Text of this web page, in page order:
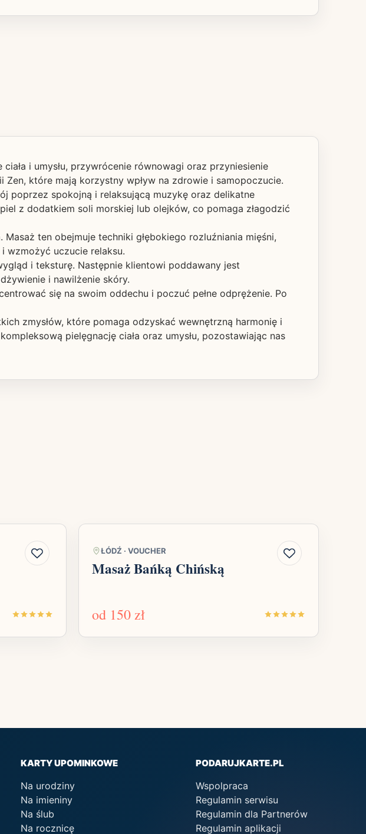
i umysłu, przywrócenie równowagi oraz przyniesienie
które mają korzystny wpływ na zdrowie i samopoczucie.
poprzez spokojną i relaksującą muzykę oraz delikatne
z dodatkiem soli morskiej lub olejków, co pomaga złagodzić
ten obejmuje techniki głębokiego rozluźniania mięśni,
wzmożyć uczucie relaksu.
i teksturę. Następnie klientowi poddawany jest
i nawilżenie skóry.
się na swoim oddechu i poczuć pełne odprężenie. Po
zmysłów, które pomaga odzyskać wewnętrzną harmonię i
pielęgnację ciała oraz umysłu, pozostawiając nas
ŁÓDŹ · VOUCHER
Masaż Bańką Chińską
od 150 zł
KARTY UPOMINKOWE
Na urodziny
Na imieniny
Na ślub
Na rocznicę
PODARUJKARTE.PL
Wspolpraca
Regulamin serwisu
Regulamin dla Partnerów
Regulamin aplikacji